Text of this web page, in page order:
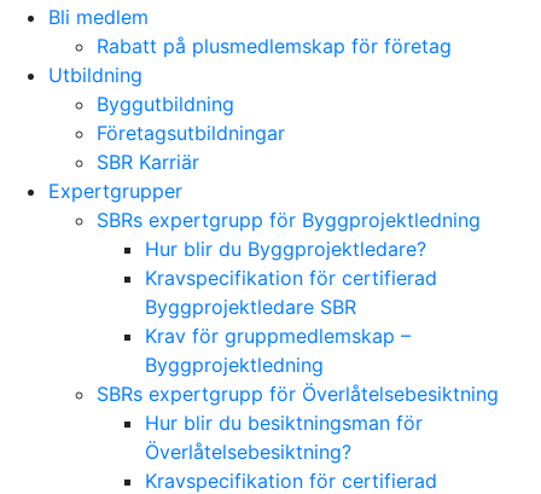
Bli medlem
Rabatt på plusmedlemskap för företag
Utbildning
Byggutbildning
Företagsutbildningar
SBR Karriär
Expertgrupper
SBRs expertgrupp för Byggprojektledning
Hur blir du Byggprojektledare?
Kravspecifikation för certifierad
Byggprojektledare SBR
Krav för gruppmedlemskap –
Byggprojektledning
SBRs expertgrupp för Överlåtelsebesiktning
Hur blir du besiktningsman för
Överlåtelsebesiktning?
Kravspecifikation för certifierad